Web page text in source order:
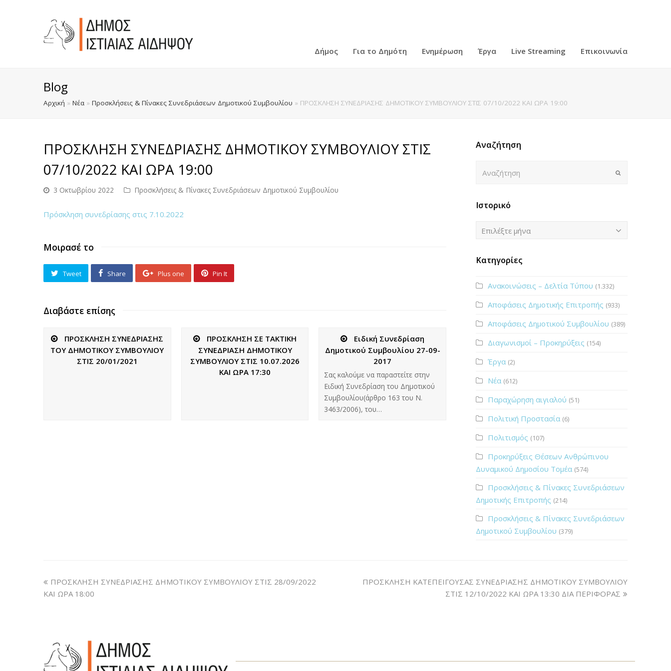
Δήμος Για το Δημότη Ενημέρωση Έργα Live Streaming Επικοινωνία
Blog
Αρχική » Νέα » Προσκλήσεις & Πίνακες Συνεδριάσεων Δημοτικού Συμβουλίου » ΠΡΟΣΚΛΗΣΗ ΣΥΝΕΔΡΙΑΣΗΣ ΔΗΜΟΤΙΚΟΥ ΣΥΜΒΟΥΛΙΟΥ ΣΤΙΣ 07/10/2022 ΚΑΙ ΩΡΑ 19:00
ΠΡΟΣΚΛΗΣΗ ΣΥΝΕΔΡΙΑΣΗΣ ΔΗΜΟΤΙΚΟΥ ΣΥΜΒΟΥΛΙΟΥ ΣΤΙΣ
07/10/2022 ΚΑΙ ΩΡΑ 19:00
3 Οκτωβρίου 2022 Προσκλήσεις & Πίνακες Συνεδριάσεων Δημοτικού Συμβουλίου
Πρόσκληση συνεδρίασης στις 7.10.2022
Μοιρασέ το
Tweet Share Plus one Pin It
Διαβάστε επίσης
ΠΡΟΣΚΛΗΣΗ ΣΥΝΕΔΡΙΑΣΗΣ
ΤΟΥ ΔΗΜΟΤΙΚΟΥ ΣΥΜΒΟΥΛΙΟΥ
ΣΤΙΣ 20/01/2021
ΠΡΟΣΚΛΗΣΗ ΣΕ ΤΑΚΤΙΚΗ
ΣΥΝΕΔΡΙΑΣΗ ΔΗΜΟΤΙΚΟΥ
ΣΥΜΒΟΥΛΙΟΥ ΣΤΙΣ 10.07.2026
ΚΑΙ ΩΡΑ 17:30
Ειδική Συνεδρίαση
Δημοτικού Συμβουλίου 27-09-
2017
Σας καλούμε να παραστείτε στην
Ειδική Συνεδρίαση του Δημοτικού
Συμβουλίου(άρθρο 163 του Ν.
3463/2006), του…
Αναζήτηση
Ιστορικό
Ιστορικό
Επιλέξτε μήνα
Κατηγορίες
Ανακοινώσεις – Δελτία Τύπου (1.332)
Αποφάσεις Δημοτικής Επιτροπής (933)
Αποφάσεις Δημοτικού Συμβουλίου (389)
Διαγωνισμοί – Προκηρύξεις (154)
Έργα (2)
Νέα (612)
Παραχώρηση αιγιαλού (51)
Πολιτική Προστασία (6)
Πολιτισμός (107)
Προκηρύξεις Θέσεων Ανθρώπινου
Δυναμικού Δημοσίου Τομέα (574)
Προσκλήσεις & Πίνακες Συνεδριάσεων
Δημοτικής Επιτροπής (214)
Προσκλήσεις & Πίνακες Συνεδριάσεων
Δημοτικού Συμβουλίου (379)
ΠΡΟΣΚΛΗΣΗ ΣΥΝΕΔΡΙΑΣΗΣ ΔΗΜΟΤΙΚΟΥ ΣΥΜΒΟΥΛΙΟΥ ΣΤΙΣ 28/09/2022
ΚΑΙ ΩΡΑ 18:00
ΠΡΟΣΚΛΗΣΗ ΚΑΤΕΠΕΙΓΟΥΣΑΣ ΣΥΝΕΔΡΙΑΣΗΣ ΔΗΜΟΤΙΚΟΥ ΣΥΜΒΟΥΛΙΟΥ
ΣΤΙΣ 12/10/2022 ΚΑΙ ΩΡΑ 13:30 ΔΙΑ ΠΕΡΙΦΟΡΑΣ